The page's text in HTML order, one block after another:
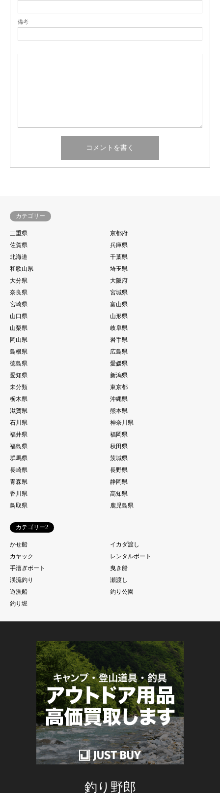
備考
カテゴリー
三重県
京都府
佐賀県
兵庫県
北海道
千葉県
和歌山県
埼玉県
大分県
大阪府
奈良県
宮城県
宮崎県
富山県
山口県
山形県
山梨県
岐阜県
岡山県
岩手県
島根県
広島県
徳島県
愛媛県
愛知県
新潟県
未分類
東京都
栃木県
沖縄県
滋賀県
熊本県
石川県
神奈川県
福井県
福岡県
福島県
秋田県
群馬県
茨城県
長崎県
長野県
青森県
静岡県
香川県
高知県
鳥取県
鹿児島県
カテゴリー2
かせ船
イカダ渡し
カヤック
レンタルボート
手漕ぎボート
曳き船
渓流釣り
瀬渡し
遊漁船
釣り公園
釣り堀
釣り野郎